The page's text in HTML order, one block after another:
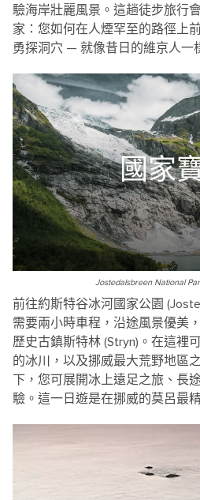
驗海岸壯麗風景。這趟徒步旅行
家：您如何在人煙罕至的路徑上
勇探洞穴 — 就像昔日的維京人一
國家
Jostedalsbreen National
前往約斯特谷冰河國家公園
需要兩小時車程，沿途風景優美
歷史古鎮斯特林 (Stryn)。在這裡
的冰川，以及挪威最大荒野地區
下，您可展開冰上遠足之旅、長
驗。這一日遊是在挪威的莫呂最